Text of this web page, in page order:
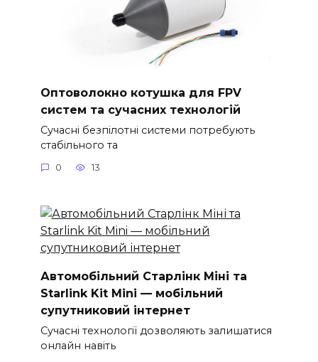
Оптоволокно котушка для FPV
систем та сучасних технологій
Сучасні безпілотні системи потребують
стабільного та
0 13
Автомобільний Старлінк Міні та
Starlink Kit Mini — мобільний
супутниковий інтернет
Сучасні технології дозволяють залишатися
онлайн навіть